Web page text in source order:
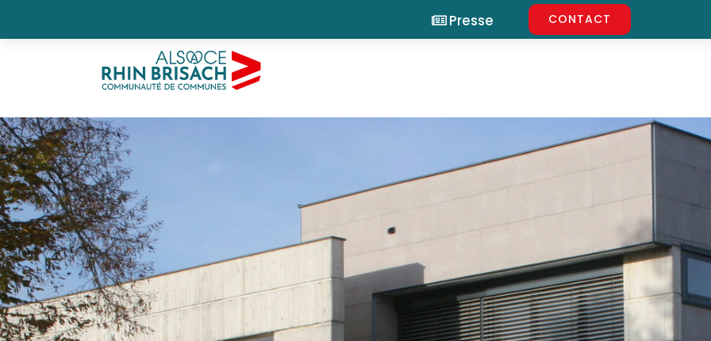
Presse CONTACT